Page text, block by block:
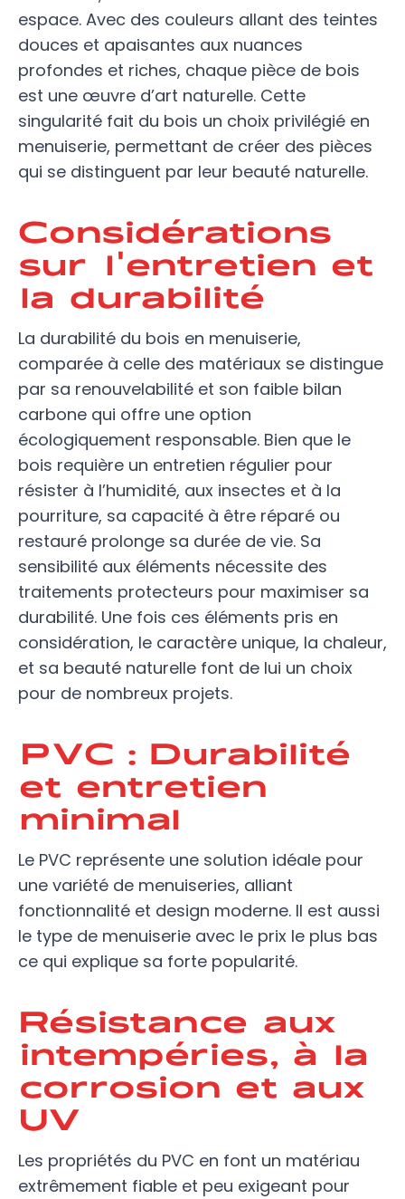
espace. Avec des couleurs allant des teintes
douces et apaisantes aux nuances
profondes et riches, chaque pièce de bois
est une œuvre d’art naturelle. Cette
singularité fait du bois un choix privilégié en
menuiserie, permettant de créer des pièces
qui se distinguent par leur beauté naturelle.
Considérations
sur l'entretien et
la durabilité
La durabilité du bois en menuiserie,
comparée à celle des matériaux se distingue
par sa renouvelabilité et son faible bilan
carbone qui offre une option
écologiquement responsable. Bien que le
bois requière un entretien régulier pour
résister à l’humidité, aux insectes et à la
pourriture, sa capacité à être réparé ou
restauré prolonge sa durée de vie. Sa
sensibilité aux éléments nécessite des
traitements protecteurs pour maximiser sa
durabilité. Une fois ces éléments pris en
considération, le caractère unique, la chaleur,
et sa beauté naturelle font de lui un choix
pour de nombreux projets.
PVC : Durabilité
et entretien
minimal
Le PVC représente une solution idéale pour
une variété de menuiseries, alliant
fonctionnalité et design moderne. Il est aussi
le type de menuiserie avec le prix le plus bas
ce qui explique sa forte popularité.
Résistance aux
intempéries, à la
corrosion et aux
UV
Les propriétés du PVC en font un matériau
extrêmement fiable et peu exigeant pour